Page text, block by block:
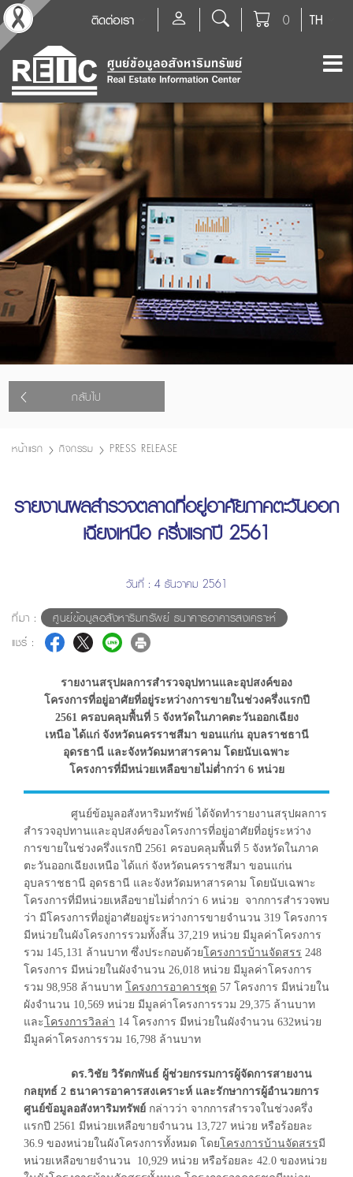
TH
0
ติดต่อเรา
กลับไป
หน้าแรก กิจกรรม PRESS RELEASE
รายงานผลสำรวจตลาดที่อยู่อาศัยภาคตะวันออก
เฉียงเหนือ ครึ่งแรกปี 2561
วันที่ : 4 ธันวาคม 2561
ที่มา :
ศูนย์ข้อมูลอสังหาริมทรัพย์ ธนาคารอาคารสงเคราะห์
แชร์ :
รายงานสรุปผลการสำรวจอุปทานและอุปสงค์ของ
โครงการที่อยู่อาศัยที่อยู่ระหว่างการขายในช่วงครึ่งแรกปี
2561 ครอบคลุมพื้นที่ 5 จังหวัดในภาคตะวันออกเฉียง
เหนือ ได้แก่ จังหวัดนครราชสีมา ขอนแก่น อุบลราชธานี
อุดรธานี และจังหวัดมหาสารคาม โดยนับเฉพาะ
โครงการที่มีหน่วยเหลือขายไม่ต่ำกว่า 6 หน่วย
ศูนย์ข้อมูลอสังหาริมทรัพย์ ได้จัดทำรายงานสรุปผลการ
สำรวจอุปทานและอุปสงค์ของโครงการที่อยู่อาศัยที่อยู่ระหว่าง
การขายในช่วงครึ่งแรกปี 2561 ครอบคลุมพื้นที่ 5 จังหวัดในภาค
ตะวันออกเฉียงเหนือ ได้แก่ จังหวัดนครราชสีมา ขอนแก่น
อุบลราชธานี อุดรธานี และจังหวัดมหาสารคาม โดยนับเฉพาะ
โครงการที่มีหน่วยเหลือขายไม่ต่ำกว่า 6 หน่วย จากการสำรวจพบ
ว่า มีโครงการที่อยู่อาศัยอยู่ระหว่างการขายจำนวน 319 โครงการ
มีหน่วยในผังโครงการรวมทั้งสิ้น 37,219 หน่วย มีมูลค่าโครงการ
รวม 145,131 ล้านบาท ซึ่งประกอบด้วย โครงการบ้านจัดสรร 248
โครงการ มีหน่วยในผังจำนวน 26,018 หน่วย มีมูลค่าโครงการ
รวม 98,958 ล้านบาท โครงการอาคารชุด 57 โครงการ มีหน่วยใน
ผังจำนวน 10,569 หน่วย มีมูลค่าโครงการรวม 29,375 ล้านบาท
และ โครงการวิลล่า 14 โครงการ มีหน่วยในผังจำนวน 632หน่วย
มีมูลค่าโครงการรวม 16,798 ล้านบาท
ดร.วิชัย วิรัตกพันธ์ ผู้ช่วยกรรมการผู้จัดการสายงาน
กลยุทธ์ 2 ธนาคารอาคารสงเคราะห์ และรักษาการผู้อำนวยการ
ศูนย์ข้อมูลอสังหาริมทรัพย์ กล่าวว่า จากการสำรวจในช่วงครึ่ง
แรกปี 2561 มีหน่วยเหลือขายจำนวน 13,727 หน่วย หรือร้อยละ
36.9 ของหน่วยในผังโครงการทั้งหมด โดย โครงการบ้านจัดสรรมี
หน่วยเหลือขายจำนวน 10,929 หน่วย หรือร้อยละ 42.0 ของหน่วย